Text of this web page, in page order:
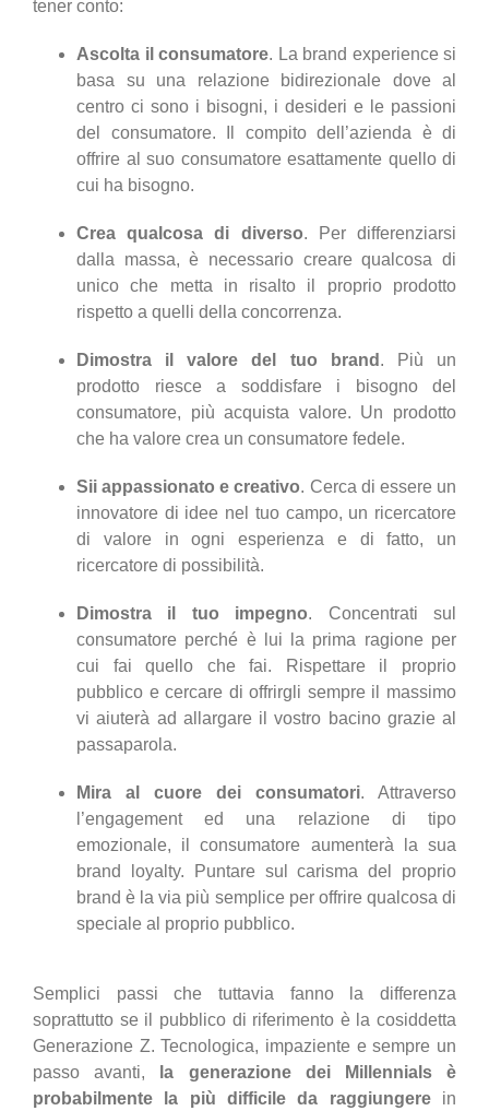
tener conto:
Ascolta il consumatore. La brand experience si
basa su una relazione bidirezionale dove al
centro ci sono i bisogni, i desideri e le passioni
del consumatore. Il compito dell’azienda è di
offrire al suo consumatore esattamente quello di
cui ha bisogno.
Crea qualcosa di diverso. Per differenziarsi
dalla massa, è necessario creare qualcosa di
unico che metta in risalto il proprio prodotto
rispetto a quelli della concorrenza.
Dimostra il valore del tuo brand . Più un
prodotto riesce a soddisfare i bisogno del
consumatore, più acquista valore. Un prodotto
che ha valore crea un consumatore fedele.
Sii appassionato e creativo. Cerca di essere un
innovatore di idee nel tuo campo, un ricercatore
di valore in ogni esperienza e di fatto, un
ricercatore di possibilità.
Dimostra il tuo impegno. Concentrati sul
consumatore perché è lui la prima ragione per
cui fai quello che fai. Rispettare il proprio
pubblico e cercare di offrirgli sempre il massimo
vi aiuterà ad allargare il vostro bacino grazie al
passaparola.
Mira al cuore dei consumatori. Attraverso
l’engagement ed una relazione di tipo
emozionale, il consumatore aumenterà la sua
brand loyalty. Puntare sul carisma del proprio
brand è la via più semplice per offrire qualcosa di
speciale al proprio pubblico.
Semplici passi che tuttavia fanno la differenza
soprattutto se il pubblico di riferimento è la cosiddetta
Generazione Z. Tecnologica, impaziente e sempre un
passo avanti,
la generazione dei Millennials è
probabilmente la più difficile da raggiungerein